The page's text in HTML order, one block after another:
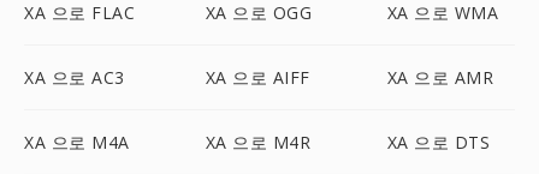
XA 으로 FLAC XA 으로 OGG XA 으로 WMA
XA 으로 AC3 XA 으로 AIFF XA 으로 AMR
XA 으로 M4A XA 으로 M4R XA 으로 DTS